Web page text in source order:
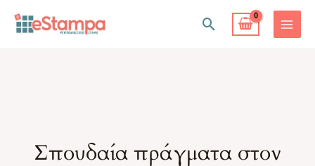
Αναζήτηση
MAIN
Σπουδαία πράγματα στον